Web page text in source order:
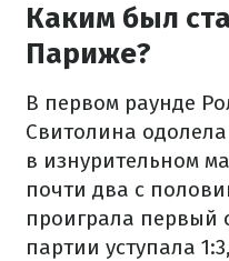
Каким был
Париже?
В первом раунде
Свитолина
в изнурительном
почти два с
проиграла первый
партии уступала